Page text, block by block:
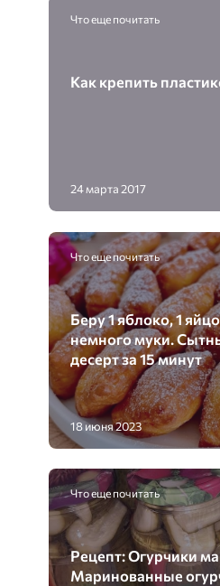
Что еще почитать
Как крепить
24 марта 2017
Что еще почитать
Беру 1 яблоко, 1
немного муки.
десерт за 15 минут
18 июня 2023
Что еще почитать
Рецепт: Огурчики
Маринованные